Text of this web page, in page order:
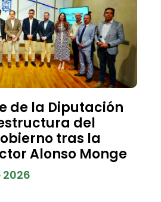
de la Diputación
del
tras la
Alonso Monge